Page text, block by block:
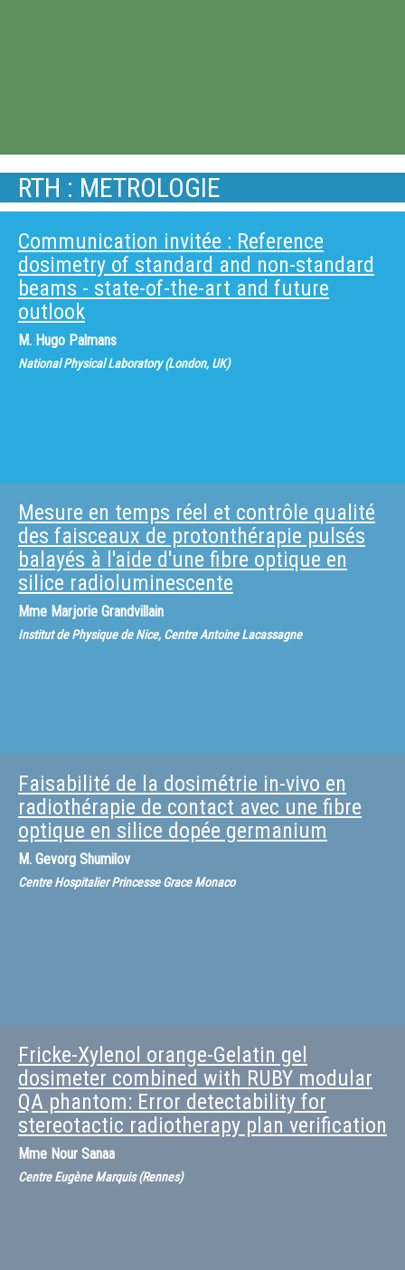
RTH : METROLOGIE
Communication invitée : Reference
dosimetry of standard and non-standard
beams - state-of-the-art and future
outlook
M. Hugo Palmans
National Physical Laboratory (London, UK)
Mesure en temps réel et contrôle qualité
des faisceaux de protonthérapie pulsés
balayés à l'aide d'une fibre optique en
silice radioluminescente
Mme Marjorie Grandvillain
Institut de Physique de Nice, Centre Antoine Lacassagne
Faisabilité de la dosimétrie in-vivo en
radiothérapie de contact avec une fibre
optique en silice dopée germanium
M. Gevorg Shumilov
Centre Hospitalier Princesse Grace Monaco
Fricke-Xylenol orange-Gelatin gel
dosimeter combined with RUBY modular
QA phantom: Error detectability for
stereotactic radiotherapy plan verification
Mme Nour Sanaa
Centre Eugène Marquis (Rennes)